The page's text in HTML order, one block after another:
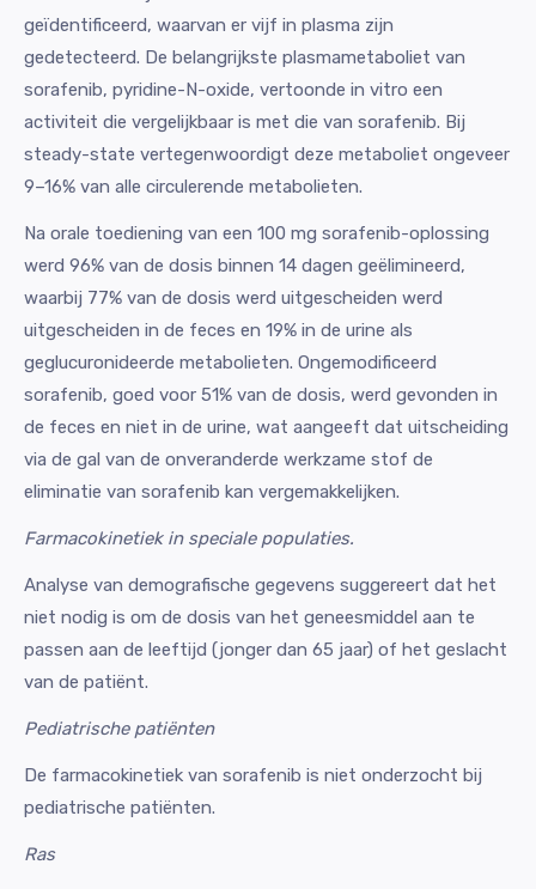
geïdentificeerd, waarvan er vijf in plasma zijn
gedetecteerd. De belangrijkste plasmametaboliet van
sorafenib, pyridine-N-oxide, vertoonde in vitro een
activiteit die vergelijkbaar is met die van sorafenib. Bij
steady-state vertegenwoordigt deze metaboliet ongeveer
9–16% van alle circulerende metabolieten.
Na orale toediening van een 100 mg sorafenib-oplossing
werd 96% van de dosis binnen 14 dagen geëlimineerd,
waarbij 77% van de dosis werd uitgescheiden werd
uitgescheiden in de feces en 19% in de urine als
geglucuronideerde metabolieten. Ongemodificeerd
sorafenib, goed voor 51% van de dosis, werd gevonden in
de feces en niet in de urine, wat aangeeft dat uitscheiding
via de gal van de onveranderde werkzame stof de
eliminatie van sorafenib kan vergemakkelijken.
Farmacokinetiek in speciale populaties.
Analyse van demografische gegevens suggereert dat het
niet nodig is om de dosis van het geneesmiddel aan te
passen aan de leeftijd (jonger dan 65 jaar) of het geslacht
van de patiënt.
Pediatrische patiënten
De farmacokinetiek van sorafenib is niet onderzocht bij
pediatrische patiënten.
Ras